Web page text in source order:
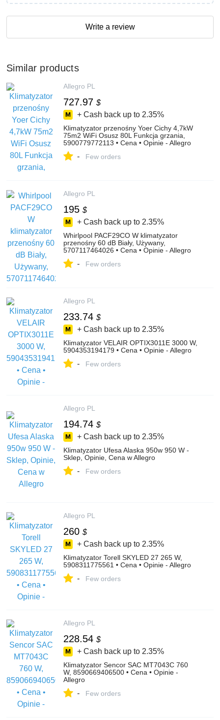
Write a review
Similar products
Allegro PL
727.97 $
+ Cash back up to 2.35%
Klimatyzator przenośny Yoer Cichy 4,7kW
75m2 WiFi Osusz 80L Funkcja grzania,
5900779772113 • Cena • Opinie - Allegro
- Few orders
Allegro PL
195 $
+ Cash back up to 2.35%
Whirlpool PACF29CO W klimatyzator
przenośny 60 dB Biały, Używany,
5707117464026 • Cena • Opinie - Allegro
- Few orders
Allegro PL
233.74 $
+ Cash back up to 2.35%
Klimatyzator VELAIR OPTIX3011E 3000 W,
5904353194179 • Cena • Opinie - Allegro
- Few orders
Allegro PL
194.74 $
+ Cash back up to 2.35%
Klimatyzator Ufesa Alaska 950w 950 W -
Sklep, Opinie, Cena w Allegro
- Few orders
Allegro PL
260 $
+ Cash back up to 2.35%
Klimatyzator Torell SKYLED 27 265 W,
5908311775561 • Cena • Opinie - Allegro
- Few orders
Allegro PL
228.54 $
+ Cash back up to 2.35%
Klimatyzator Sencor SAC MT7043C 760
W, 8590669406500 • Cena • Opinie -
Allegro
- Few orders